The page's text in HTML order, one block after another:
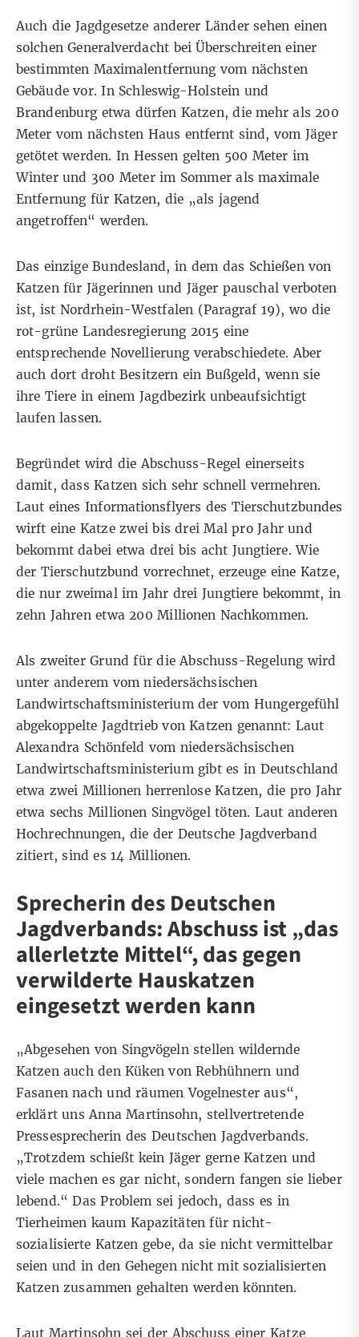
Auch die Jagdgesetze anderer Länder sehen einen
solchen Generalverdacht bei Überschreiten einer
bestimmten Maximalentfernung vom nächsten
Gebäude vor. In Schleswig-Holstein und
Brandenburgetwa dürfen Katzen, die mehr als 200
Meter vom nächsten Haus entfernt sind, vom Jäger
getötet werden. In Hessen gelten 500 Meter im
Winter und 300 Meter im Sommer als maximale
Entfernung für Katzen, die „als jagend
angetroffen“ werden.
Das einzige Bundesland, in dem das Schießen von
Katzen für Jägerinnen und Jäger pauschal verboten
ist, ist Nordrhein-Westfalen (Paragraf 19), wo die
rot-grüne Landesregierung 2015 eine
entsprechende Novellierung verabschiedete. Aber
auch dort droht Besitzern ein Bußgeld, wenn sie
ihre Tiere in einem Jagdbezirk unbeaufsichtigt
laufen lassen.
Begründet wird die Abschuss-Regel einerseits
damit, dass Katzen sich sehr schnell vermehren.
Laut einesInformationsflyers des Tierschutzbundes
wirft eine Katze zwei bis drei Mal pro Jahr und
bekommt dabei etwa drei bis acht Jungtiere. Wie
der Tierschutzbund vorrechnet, erzeuge eine Katze,
die nur zweimal im Jahr drei Jungtiere bekommt, in
zehn Jahren etwa 200 Millionen Nachkommen.
Als zweiter Grund für die Abschuss-Regelung wird
unter anderem vom niedersächsischen
Landwirtschaftsministerium der vom Hungergefühl
abgekoppelte Jagdtrieb von Katzen genannt: Laut
Alexandra Schönfeld vom niedersächsischen
Landwirtschaftsministerium gibt es in Deutschland
etwa zwei Millionen herrenlose Katzen, die pro Jahr
etwa sechs Millionen Singvögel töten. Laut anderen
Hochrechnungen, die der Deutsche Jagdverband
zitiert, sind es 14 Millionen.
Sprecherin des Deutschen
Jagdverbands: Abschuss ist „das
allerletzte Mittel“, das gegen
verwilderte Hauskatzen
eingesetzt werden kann
„Abgesehen von Singvögeln stellen wildernde
Katzen auch den Küken von Rebhühnern und
Fasanen nach und räumen Vogelnester aus“,
erklärt uns Anna Martinsohn, stellvertretende
Pressesprecherin des Deutschen Jagdverbands.
„Trotzdem schießt kein Jäger gerne Katzen und
viele machen es gar nicht, sondern fangen sie lieber
lebend.“ Das Problem sei jedoch, dass es in
Tierheimen kaum Kapazitäten für nicht-
sozialisierte Katzen gebe, da sie nicht vermittelbar
seien und in den Gehegen nicht mit sozialisierten
Katzen zusammen gehalten werden könnten.
Laut Martinsohn sei der Abschuss einer Katze